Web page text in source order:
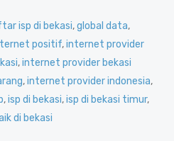
isp di bekasi,global data,
positif,internet provider
,internet provider bekasi
,internet provider indonesia,
,isp di bekasi,isp di bekasi timur,
di bekasi